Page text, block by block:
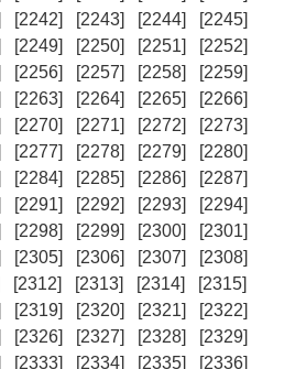
[2242] [2243] [2244]
[2245]
[2249] [2250] [2251]
[2252]
[2256] [2257] [2258]
[2259]
[2263] [2264] [2265]
[2266]
[2270] [2271] [2272]
[2273]
[2277] [2278] [2279]
[2280]
[2284] [2285] [2286]
[2287]
[2291] [2292] [2293]
[2294]
[2298] [2299] [2300]
[2301]
[2305] [2306] [2307]
[2308]
[2312] [2313] [2314]
[2315]
[2319] [2320] [2321]
[2322]
[2326] [2327] [2328]
[2329]
[2333] [2334] [2335]
[2336]